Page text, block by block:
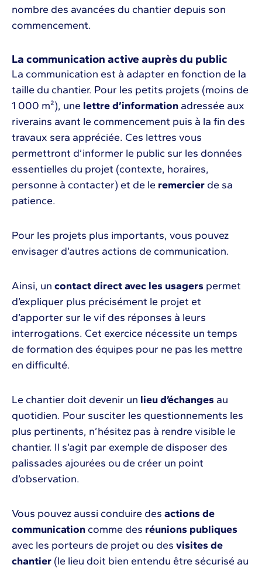
nombre des avancées du chantier depuis son
commencement.
La communication active auprès du public
La communication est à adapter en fonction de la
taille du chantier. Pour les petits projets (moins de
1 000 m²), une lettre d’information adressée aux
riverains avant le commencement puis à la fin des
travaux sera appréciée. Ces lettres vous
permettront d’informer le public sur les données
essentielles du projet (contexte, horaires,
personne à contacter) et de le remercier de sa
patience.
Pour les projets plus importants, vous pouvez
envisager d’autres actions de communication.
Ainsi, un contact direct avec les usagers permet
d’expliquer plus précisément le projet et
d’apporter sur le vif des réponses à leurs
interrogations. Cet exercice nécessite un temps
de formation des équipes pour ne pas les mettre
en difficulté.
Le chantier doit devenir un lieu d’échanges au
quotidien. Pour susciter les questionnements les
plus pertinents, n’hésitez pas à rendre visible le
chantier. Il s’agit par exemple de disposer des
palissades ajourées ou de créer un point
d’observation.
Vous pouvez aussi conduire des actions de
communication comme des réunions publiques
avec les porteurs de projet ou des visites de
chantier (le lieu doit bien entendu être sécurisé au